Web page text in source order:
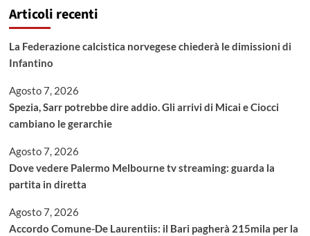
Articoli recenti
La Federazione calcistica norvegese chiederà le dimissioni di
Infantino
Agosto 7, 2026
Spezia, Sarr potrebbe dire addio. Gli arrivi di Micai e Ciocci
cambiano le gerarchie
Agosto 7, 2026
Dove vedere Palermo Melbourne tv streaming: guarda la
partita in diretta
Agosto 7, 2026
Accordo Comune-De Laurentiis: il Bari pagherà 215mila per la